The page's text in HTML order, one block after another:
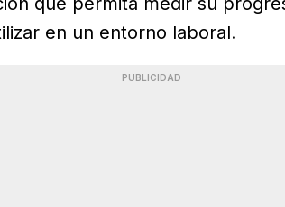
en un entorno laboral.
PUBLICIDAD